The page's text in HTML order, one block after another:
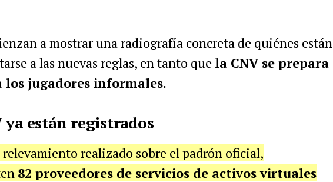
a mostrar una radiografía concreta de quiénes están
a las nuevas reglas, en tanto que la CNV se prepara
jugadores informales.
ya están registrados
relevamiento realizado sobre el padrón oficial,
82 proveedores de servicios de activos virtuales